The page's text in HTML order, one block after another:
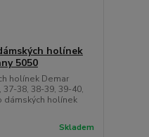
holínek
5050
holínek Demar
38, 38-39, 39-40,
dámských holínek
Skladem